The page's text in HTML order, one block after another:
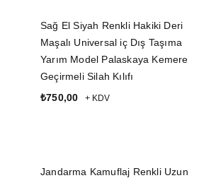
Sağ El Siyah Renkli Hakiki Deri
Maşalı Universal iç Dış Taşıma
Yarım Model Palaskaya Kemere
Geçirmeli Silah Kılıfı
₺750,00 + KDV
Jandarma Kamuflaj Renkli Uzun